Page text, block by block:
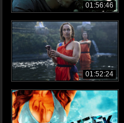
01:56:46
01:52:24